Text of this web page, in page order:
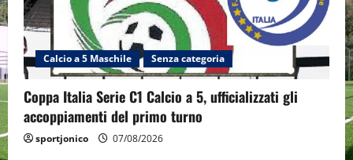
Calcio a 5 Maschile Senza categoria
Coppa Italia Serie C1 Calcio a 5, ufficializzati gli
accoppiamenti del primo turno
sportjonico 07/08/2026